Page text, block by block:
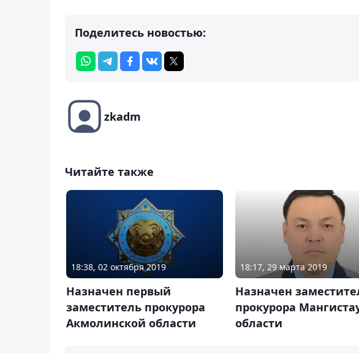
Поделитесь новостью:
zkadm
Читайте также
18:38, 02 октября 2019
Назначен первый
заместитель прокурора
Акмолинской области
18:17, 29 марта 2019
Назначен
прокурора
области